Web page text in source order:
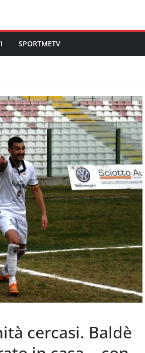
SPORTMETV
cercasi. Baldè